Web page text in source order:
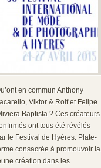
en commun Anthony
Viktor & Rolf et Felipe
Baptista ? Ces créateurs
ont tous été révélés
le Festival de Hyères. Plate-
consacrée à promouvoir la
création dans les